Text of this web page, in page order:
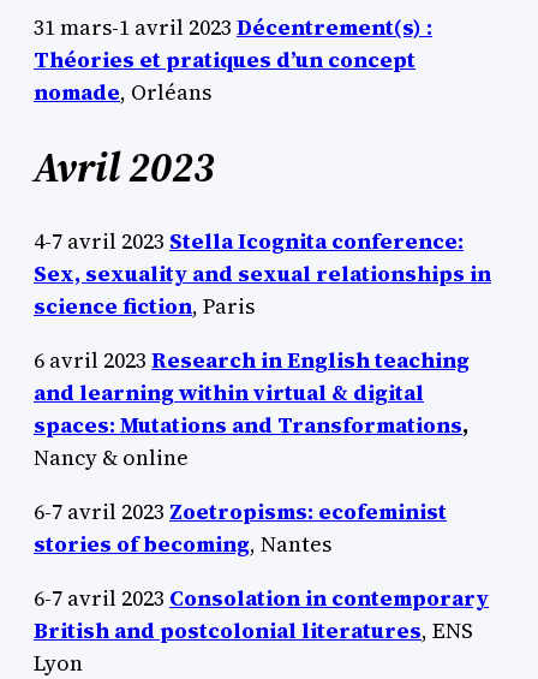
31 mars-1 avril 2023 Décentrement(s) :
Théories et pratiques d’un concept
nomade, Orléans
Avril 2023
4-7 avril 2023 Stella Icognita conference:
Sex, sexuality and sexual relationships in
science fiction, Paris
6 avril 2023 Research in English teaching
and learning within virtual & digital
spaces: Mutations and Transformations,
Nancy & online
6-7 avril 2023 Zoetropisms: ecofeminist
stories of becoming, Nantes
6-7 avril 2023 Consolation in contemporary
British and postcolonial literatures, ENS
Lyon